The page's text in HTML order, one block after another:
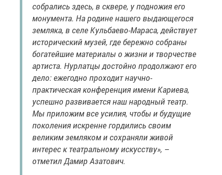
собрались здесь, в сквере, у подножия его
монумента. На родине нашего выдающегося
земляка, в селе Кульбаево-Мараса, действует
исторический музей, где бережно собраны
богатейшие материалы о жизни и творчестве
артиста. Нурлатцы достойно продолжают его
дело: ежегодно проходит научно-
практическая конференция имени Кариева,
успешно развивается наш народный театр.
Мы приложим все усилия, чтобы и будущие
поколения искренне гордились своим
великим земляком и сохраняли живой
интерес к театральному искусству», –
отметил Дамир Азатович.